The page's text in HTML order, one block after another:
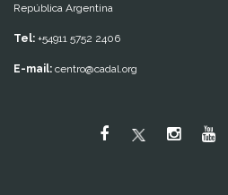
República Argentina
Tel: +54911 5752 2406
E-mail: centro@cadal.org